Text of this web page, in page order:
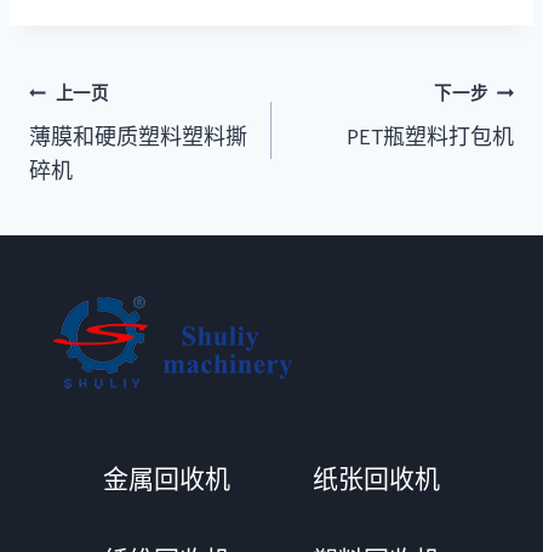
文
章
导
航
上一页
薄膜和硬质塑料塑料撕
碎机
下一步
PET瓶塑料打包机
金属回收机 纸张回收机